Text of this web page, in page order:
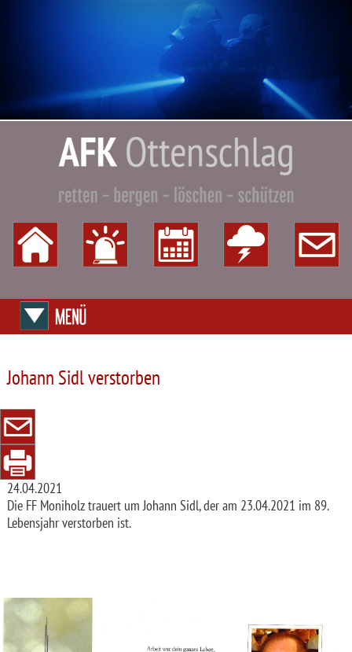
Johann Sidl verstorben
24.04.2021
Die FF Moniholz trauert um Johann Sidl, der am 23.04.2021 im 89.
Lebensjahr verstorben ist.